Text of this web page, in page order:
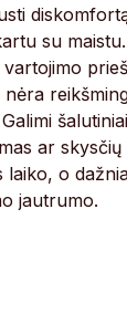
su
ar skysčių
o
jautrumo.